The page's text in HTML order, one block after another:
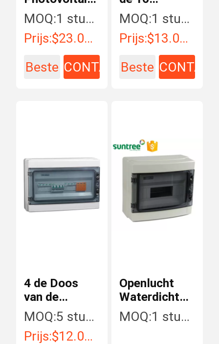
Combinedoos
MOQ:1 stuk/Stukken
Prijs:$23.00 - $555.00 / Piece
Beste CONTACT
Combine
MOQ:1 stuk/Stukken
Prijs:$13.00 - $500.00/ Piece
Beste CONTACT
4 de Doos
van de
maniergelijkstroom
Combine
MOQ:5 stuk/Stukken
Prijs:$12.00 - $164.00/ Piece
Openlucht
Waterdichte
gelijkstroom
de
MOQ:1 stuk/Stukken